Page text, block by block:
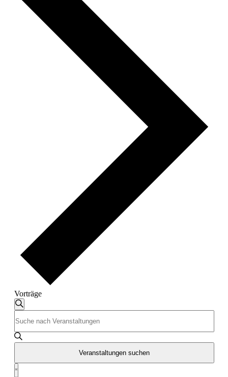
Vorträge
Veranstaltungen
Veranstaltungen
Suche
und
Ansichten,
Navigation
Suche
Schlüsselwort
eingeben.
Suche
Veranstaltungen
Schlüsselwort.
Veranstaltungen suchen
Veranstaltung
Liste